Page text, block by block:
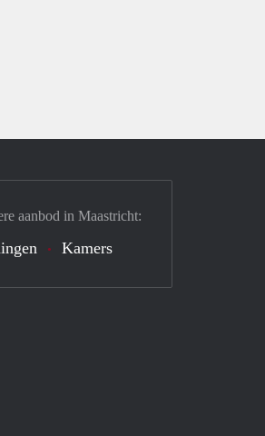
aanbod in Maastricht:
Kamers